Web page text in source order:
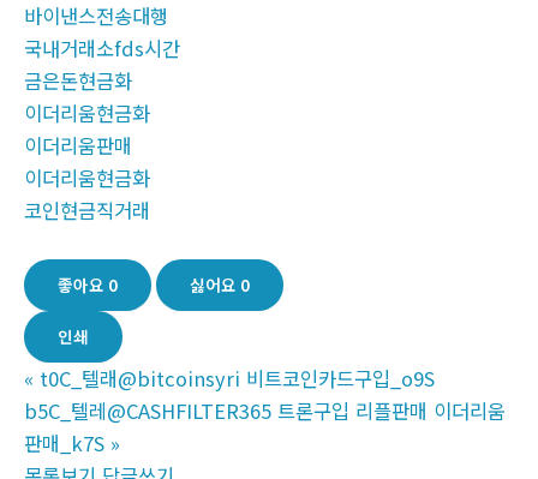
바이낸스전송대행
국내거래소fds시간
금은돈현금화
이더리움현금화
이더리움판매
이더리움현금화
코인현금직거래
좋아요 0 싫어요 0
인쇄
« t0C_텔래@bitcoinsyri 비트코인카드구입_o9S
b5C_텔레@CASHFILTER365 트론구입 리플판매 이더리움
판매_k7S »